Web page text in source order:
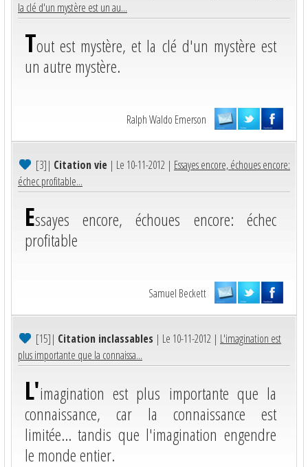
la clé d'un mystère est un au...
Tout est mystère, et la clé d'un mystère est
un autre mystère.
Ralph Waldo Emerson
[3]| Citation vie | Le 10-11-2012 | Essayes encore, échoues encore:
échec profitable...
Essayes encore, échoues encore: échec
profitable
Samuel Beckett
[15]| Citation inclassables | Le 10-11-2012 | L'imagination est
plus importante que la connaissa...
L'imagination est plus importante que la
connaissance, car la connaissance est
limitée... tandis que l'imagination engendre
le monde entier.